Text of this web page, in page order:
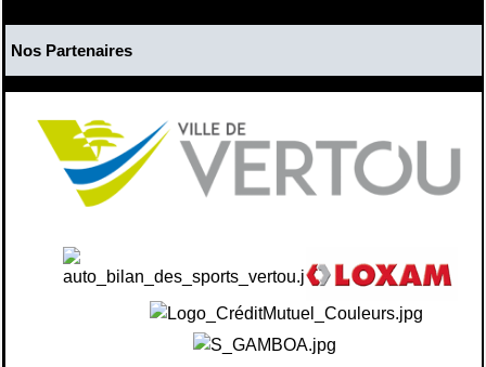
Nos Partenaires